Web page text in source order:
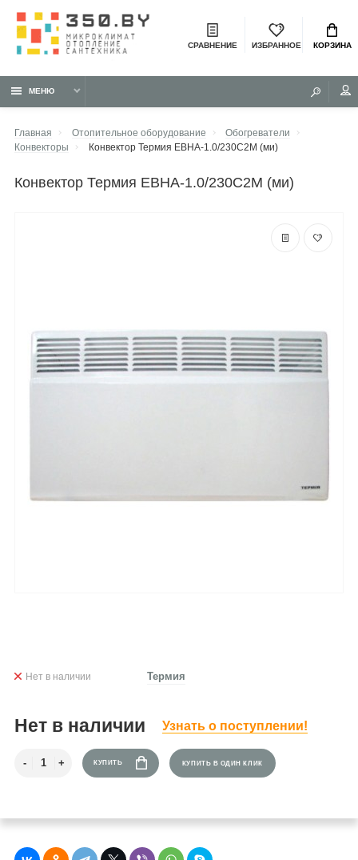
СРАВНЕНИЕ ИЗБРАННОЕ КОРЗИНА
МЕНЮ
Главная Отопительное оборудование
Обогреватели
Конвекторы
Конвектор Термия ЕВНА-1.0/230С2М (ми)
конвектор Термия ЕВНА-1.0/230С2М (ми)
Нет в наличии Термия
Нет в наличии Узнать о поступлении!
КУПИТЬ КУПИТЬ В ОДИН КЛИК